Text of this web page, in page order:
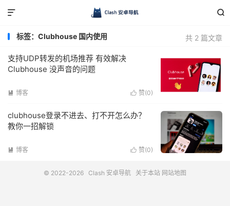


共 2 篇文章
标签：Clubhouse 国内使用
支持UDP转发的机场推荐 有效解决
Clubhouse 没声音的问题
 赞(0)
 博客
clubhouse登录不进去、打不开怎么办？
教你一招解锁
 赞(0)
 博客
© 2022-2026 Clash 安卓导航 关于本站 网站地图